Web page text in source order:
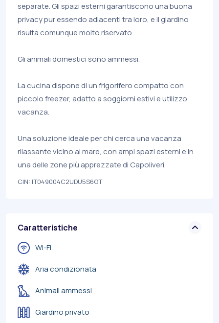
separate. Gli spazi esterni garantiscono una buona
privacy pur essendo adiacenti tra loro, e il giardino
risulta comunque molto riservato.
Gli animali domestici sono ammessi.
La cucina dispone di un frigorifero compatto con
piccolo freezer, adatto a soggiorni estivi e utilizzo
vacanza.
Una soluzione ideale per chi cerca una vacanza
rilassante vicino al mare, con ampi spazi esterni e in
una delle zone più apprezzate di Capoliveri.
CIN: IT049004C2UDU5S6GT
Caratteristiche
Wi-Fi
Aria condizionata
Animali ammessi
Giardino privato